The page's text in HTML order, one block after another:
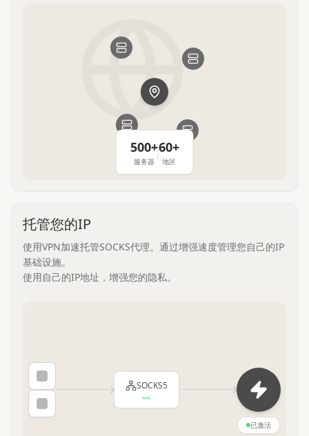
500+
服务器
60+
地区
托管您的IP
使用VPN加速托管SOCKS代理。通过增强速度管理您自己的IP
基础设施。
使用自己的IP地址，增强您的隐私。
SOCKS5
已激活